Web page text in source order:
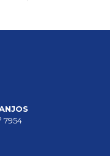
7954